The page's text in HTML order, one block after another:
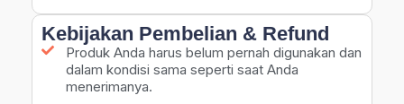
Kebijakan Pembelian & Refund
Produk Anda harus belum pernah digunakan dan
dalam kondisi sama seperti saat Anda
menerimanya.